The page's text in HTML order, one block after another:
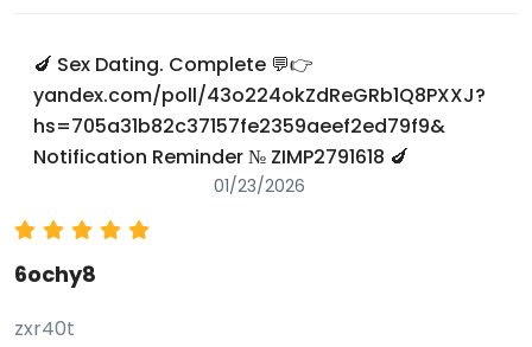
🍆 Sex Dating. Complete 💬👉
yandex.com/poll/43o224okZdReGRb1Q8PXXJ?
hs=705a31b82c37157fe2359aeef2ed79f9&
Notification Reminder № ZIMP2791618 🍆
01/23/2026
6ochy8
zxr40t